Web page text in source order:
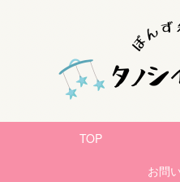
TOP
お問